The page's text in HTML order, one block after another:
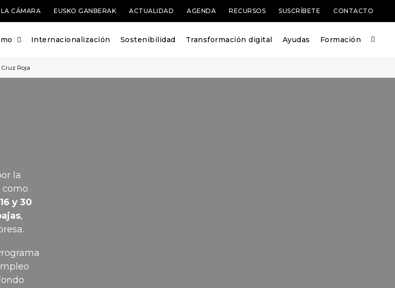
LA CÁMARA EUSKO GANBERAK ACTUALIDAD AGENDA RECURSOS SUSCRÍBETE CONTACTO
Internacionalización Sostenibilidad Transformación digital Ayudas Formación
Cruz Roja
la
como
y 30
,